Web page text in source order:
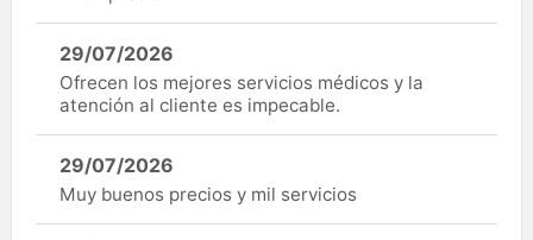
29/07/2026
Ofrecen los mejores servicios médicos y la
atención al cliente es impecable.
29/07/2026
Muy buenos precios y mil servicios